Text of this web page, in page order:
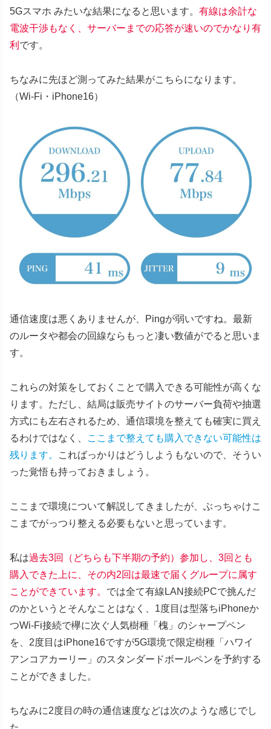
5Gスマホ みたいな結果になると思います。 有線は余計な
電波干渉もなく、サーバーまでの応答が速いのでかなり有
利 です。
ちなみに先ほど測ってみた結果がこちらになります。
（Wi-Fi・iPhone16）
通信速度は悪くありませんが、Pingが弱いですね。最新
のルータや都会の回線ならもっと凄い数値がでると思いま
す。
これらの対策をしておくことで購入できる可能性が高くな
ります。ただし、結局は販売サイトのサーバー負荷や抽選
方式にも左右されるため、通信環境を整えても確実に買え
るわけではなく、
ここまで整えても購入できない可能性は
残ります。
こればっかりはどうしようもないので、そうい
った覚悟も持っておきましょう。
ここまで環境について解説してきましたが、ぶっちゃけこ
こまでがっつり整える必要もないと思っています。
私は過去3回（どちらも下半期の予約）参加し、3回とも
購入できた上に、その内2回は最速で届くグループに属す
ことができています。 では全て有線LAN接続PCで挑んだ
のかというとそんなことはなく、1度目は型落ちiPhoneか
つWi-Fi接続で欅に次ぐ人気樹種「槐」のシャープペン
を、2度目はiPhone16ですが5G環境で限定樹種「ハワイ
アンコアカーリー」のスタンダードボールペンを予約する
ことができました。
ちなみに2度目の時の通信速度などは次のような感じでし